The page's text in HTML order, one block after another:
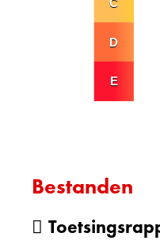
Bestanden